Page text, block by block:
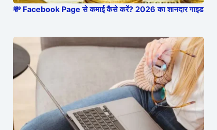
💸 Facebook Page से कमाई कैसे करें? 2026 का शानदार गाइड